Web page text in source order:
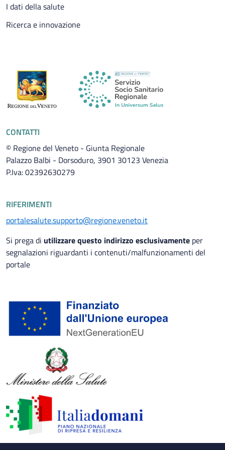
I dati della salute
Ricerca e innovazione
CONTATTI
© Regione del Veneto - Giunta Regionale
Palazzo Balbi - Dorsoduro, 3901 30123 Venezia
P.Iva: 02392630279
RIFERIMENTI
portalesalute.supporto@regione.veneto.it
Si prega di utilizzare questo indirizzo esclusivamente per
segnalazioni riguardanti i contenuti/malfunzionamenti del
portale